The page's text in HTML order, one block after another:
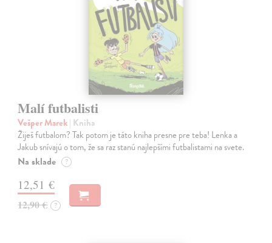
Malí futbalisti
Vešper Marek| Kniha
Žiješ futbalom? Tak potom je táto kniha presne pre teba! Lenka a
Jakub snívajú o tom, že sa raz stanú najlepšími futbalistami na svete.
Na sklade ?
12,51 €
12,90 € ?